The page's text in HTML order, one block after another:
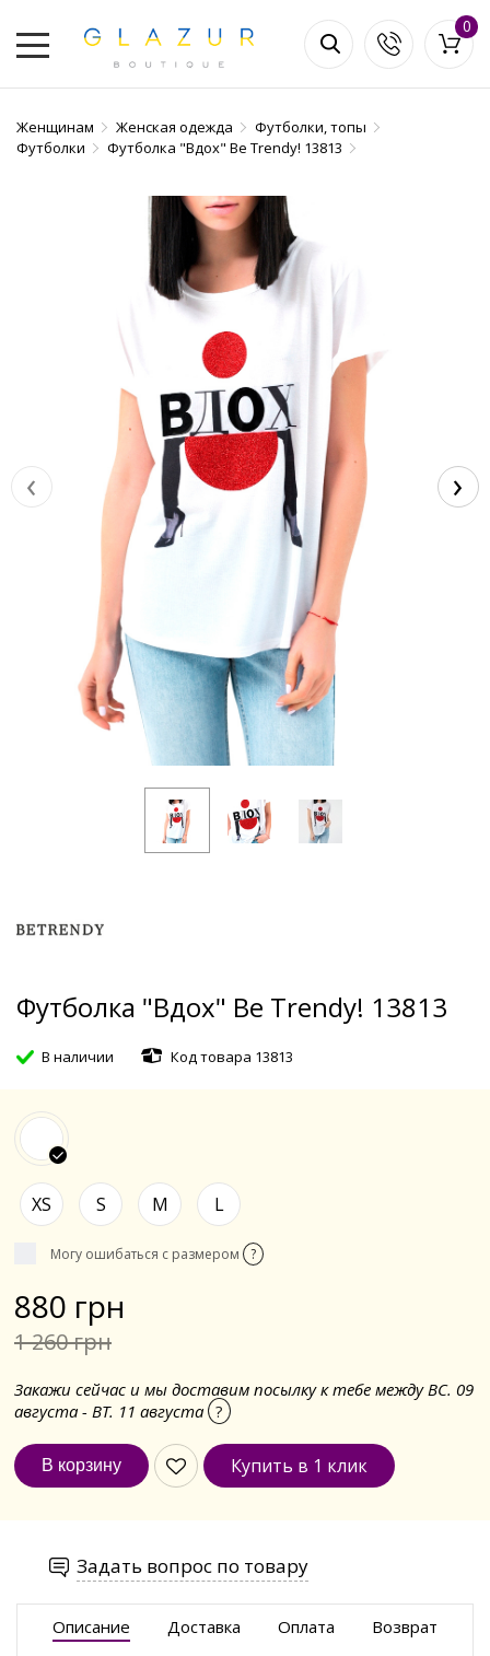
0
Женщинам Женская одежда
Футболки, топы
Футболки
Футболка "Вдох" Be Trendy! 13813
‹ ›
Футболка "Вдох" Be Trendy! 13813
В наличии Код товара 13813
XS S M L
Могу ошибаться с размером ?
880 грн
1 260 грн
Закажи сейчас и мы доставим посылку к тебе между ВС. 09
августа - ВТ. 11 августа ?
Купить в 1 клик
Задать вопрос по товару
Описание Доставка Оплата Возврат